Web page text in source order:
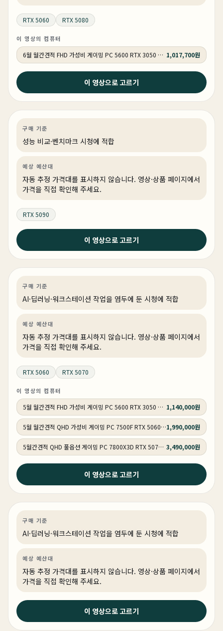
RTX 5060 RTX 5080
이 영상의 컴퓨터
6월 월간견적 FHD 가성비 게이밍 PC 5600 RTX 3050 GY509 1,017,700원
이 영상으로 고르기
영상편집·디자인
2026년 5월 27일
현시점 제일 좋은 컴퓨터가 뭐냐구요 ? 그래서 최고의 부
품들로만 꽉 채워서 만들어 봤습니다.
구매 기준
성능 비교·벤치마크 시청에 적합
예상 예산대
자동 추정 가격대를 표시하지 않습니다. 영상·상품 페이지에서
가격을 직접 확인해 주세요.
RTX 5090
이 영상으로 고르기
AI·딥러닝
2026년 5월 24일
최고의 PC견적 4종 - 실제 테스트까지 다해서 성능검증까
지 완료 !
구매 기준
AI·딥러닝·워크스테이션 작업을 염두에 둔 시청에 적합
예상 예산대
자동 추정 가격대를 표시하지 않습니다. 영상·상품 페이지에서
가격을 직접 확인해 주세요.
RTX 5060 RTX 5070
이 영상의 컴퓨터
5월 월간견적 FHD 가성비 게이밍 PC 5600 RTX 3050 GY505 1,140,000원
5월 월간견적 QHD 가성비 게이밍 PC 7500F RTX 5060 Ti GY5061,990,000원
5월간견적 QHD 풀옵션 게이밍 PC 7800X3D RTX 5070 GY507 3,490,000원
이 영상으로 고르기
AI·딥러닝
2026년 5월 19일
가격이 올라도 어쩔 수 없습니다. SSD는 무조건 이런거
써야 합니다!
구매 기준
AI·딥러닝·워크스테이션 작업을 염두에 둔 시청에 적합
예상 예산대
자동 추정 가격대를 표시하지 않습니다. 영상·상품 페이지에서
가격을 직접 확인해 주세요.
이 영상으로 고르기
2026년 5월 14일
완벽한 디자인! 최고의 성능! 붉은사막 QHD 풀옵션 게이
밍PC 추천